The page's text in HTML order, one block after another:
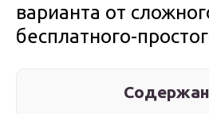
варианта от
бесплатного-